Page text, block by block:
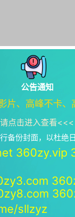
公告通知
片、高峰不卡
点击进入查看<<<
备份封面，以杜绝
360zy.vip
sllzyz